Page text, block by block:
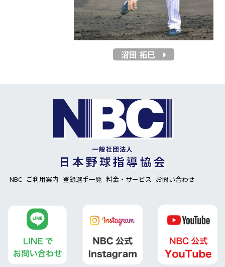
沼田 拓巳
NBC ご利用案内 登録選手一覧 料金・サービス お問い合わせ